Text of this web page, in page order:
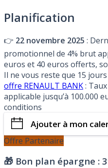
Planification
👉 22 novembre 2025 :
promotionnel de 4% brut
euros et 40 euros offerts,
Il ne vous reste que 15
offre RENAULT BANK:
applicable jusqu’à 100.000
conditions
Ajouter à mon
Offre Partenaire
🎁 Bon plan épargne :